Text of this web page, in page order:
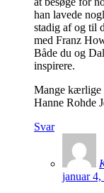
han lavede
stadig af og til
med Franz
Både du og
inspirere.
Mange kærlige
Hanne Rohde
Svar
januar 4,